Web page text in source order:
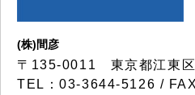
(株)間彦
〒135-0011 東京都江東
TEL：03-3644-5126 /